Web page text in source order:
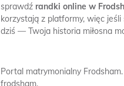
sprawdź randki online w
korzystają z platformy, więc
dziś — Twoja historia miłosna
Portal matrymonialny Frodsham.
frodsham.